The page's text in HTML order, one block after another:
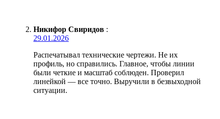
Никифор Свиридов :
29.01.2026
Распечатывал технические чертежи. Не их
профиль, но справились. Главное, чтобы линии
были четкие и масштаб соблюден. Проверил
линейкой — все точно. Выручили в безвыходной
ситуации.